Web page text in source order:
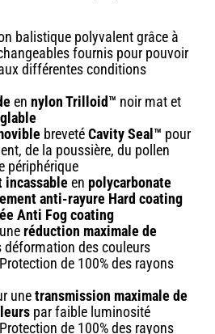
balistique polyvalent grâce à
fournis pour pouvoir
différentes conditions
en nylon Trilloid™ noir mat et
brevetéCavity Seal™ pour
de la poussière, du pollen
périphérique
incassableen polycarbonate
anti-rayure Hard coating
Anti Fog coating
réduction maximale de
déformation des couleurs
de 100% des rayons
unetransmission maximale de
par faible luminosité
de 100% des rayons